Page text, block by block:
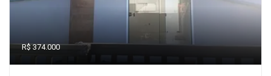
R$ 374.000